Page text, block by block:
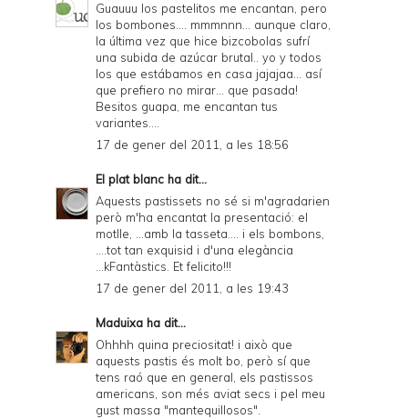
Guauuu los pastelitos me encantan, pero
los bombones.... mmmnnn... aunque claro,
la última vez que hice bizcobolas sufrí
una subida de azúcar brutal.. yo y todos
los que estábamos en casa jajajaa... así
que prefiero no mirar... que pasada!
Besitos guapa, me encantan tus
variantes....
17 de gener del 2011, a les 18:56
El plat blanc ha dit...
Aquests pastissets no sé si m'agradarien
però m'ha encantat la presentació: el
motlle, ...amb la tasseta.... i els bombons,
....tot tan exquisid i d'una elegància
...kFantàstics. Et felicito!!!
17 de gener del 2011, a les 19:43
Maduixa ha dit...
Ohhhh quina preciositat! i això que
aquests pastis és molt bo, però sí que
tens raó que en general, els pastissos
americans, son més aviat secs i pel meu
gust massa "mantequillosos".